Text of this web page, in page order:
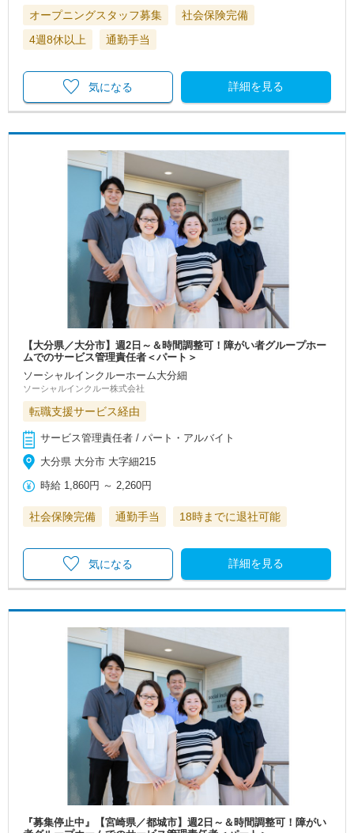
オープニングスタッフ募集
社会保険完備
4週8休以上
通勤手当
詳細を見る
気になる
【大分県／大分市】週2日～＆時間調整可！障がい者グループホー
ムでのサービス管理責任者＜パート＞
ソーシャルインクルーホーム大分細
ソーシャルインクルー株式会社
転職支援サービス経由
サービス管理責任者 / パート・アルバイト
大分県 大分市 大字細215
時給 1,860円 ～ 2,260円
社会保険完備 通勤手当 18時までに退社可能
詳細を見る
気になる
『募集停止中』【宮崎県／都城市】週2日～＆時間調整可！障がい